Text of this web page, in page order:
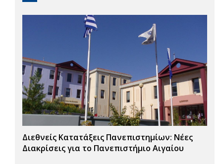
Διεθνείς Κατατάξεις Πανεπιστημίων: Νέες
Διακρίσεις για το Πανεπιστήμιο Αιγαίου